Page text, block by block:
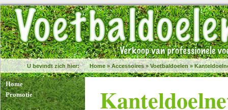
U bevindt zich hier: Home»Accessoires»Voetbaldoelen»
Home
Promotie